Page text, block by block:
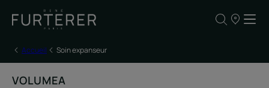
Nos
Accueil Soin expanseur
VOLUMEA